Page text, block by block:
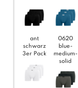
ant
schwarz
3er Pack
0620
blue-
medium-
solid